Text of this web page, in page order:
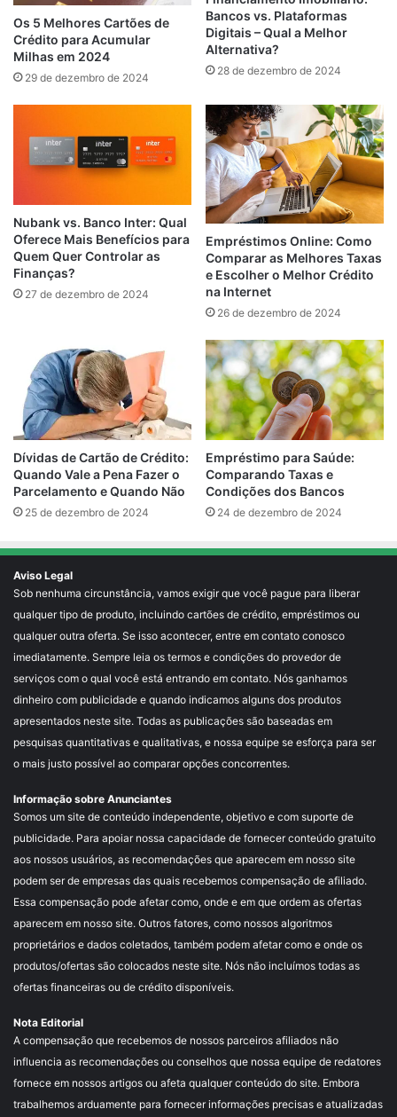
Os 5 Melhores Cartões de
Crédito para Acumular
Milhas em 2024
29 de dezembro de 2024
Bancos vs. Plataformas
Digitais – Qual a Melhor
Alternativa?
28 de dezembro de 2024
Nubank vs. Banco Inter: Qual
Oferece Mais Benefícios para
Quem Quer Controlar as
Finanças?
27 de dezembro de 2024
Empréstimos Online: Como
Comparar as Melhores Taxas
e Escolher o Melhor Crédito
na Internet
26 de dezembro de 2024
Dívidas de Cartão de Crédito:
Quando Vale a Pena Fazer o
Parcelamento e Quando Não
25 de dezembro de 2024
Empréstimo para Saúde:
Comparando Taxas e
Condições dos Bancos
24 de dezembro de 2024
Aviso Legal
Sob nenhuma circunstância, vamos exigir que você pague para liberar
qualquer tipo de produto, incluindo cartões de crédito, empréstimos ou
qualquer outra oferta. Se isso acontecer, entre em contato conosco
imediatamente. Sempre leia os termos e condições do provedor de
serviços com o qual você está entrando em contato. Nós ganhamos
dinheiro com publicidade e quando indicamos alguns dos produtos
apresentados neste site. Todas as publicações são baseadas em
pesquisas quantitativas e qualitativas, e nossa equipe se esforça para ser
o mais justo possível ao comparar opções concorrentes.
Informação sobre Anunciantes
Somos um site de conteúdo independente, objetivo e com suporte de
publicidade. Para apoiar nossa capacidade de fornecer conteúdo gratuito
aos nossos usuários, as recomendações que aparecem em nosso site
podem ser de empresas das quais recebemos compensação de afiliado.
Essa compensação pode afetar como, onde e em que ordem as ofertas
aparecem em nosso site. Outros fatores, como nossos algoritmos
proprietários e dados coletados, também podem afetar como e onde os
produtos/ofertas são colocados neste site. Nós não incluímos todas as
ofertas financeiras ou de crédito disponíveis.
Nota Editorial
A compensação que recebemos de nossos parceiros afiliados não
influencia as recomendações ou conselhos que nossa equipe de redatores
fornece em nossos artigos ou afeta qualquer conteúdo do site. Embora
trabalhemos arduamente para fornecer informações precisas e atualizadas